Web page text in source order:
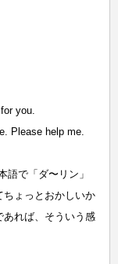
you.
Please help me.
語で「ダ〜リン」
ょっとおかしいか
あれば、そういう感